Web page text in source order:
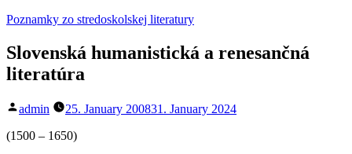
Skip
content
Poznamky zo stredoskolskej literatury
Slovenská humanistická a renesančná
literatúra
Posted
admin 25. January 200831. January 2024
(1500 – 1650)